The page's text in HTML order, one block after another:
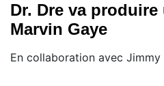
Dr. Dre va
Marvin Gaye
En collaboration avec Jimmy